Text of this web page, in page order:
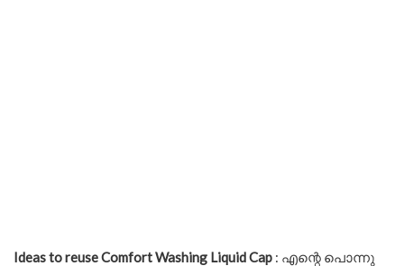
Ideas to reuse Comfort Washing Liquid Cap : എന്റെ പൊന്നു